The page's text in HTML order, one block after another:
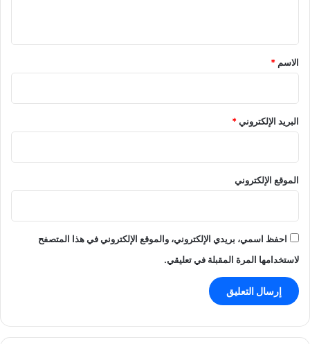
*
الاسم *
البريد الإلكتروني*
الموقع الإلكتروني
احفظ اسمي، بريدي الإلكتروني، والموقع الإلكتروني في هذا المتصفح
لاستخدامها المرة المقبلة في تعليقي.